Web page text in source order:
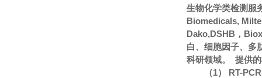
生物化学类检测服
Biomedicals,
Dako,DSHB，
白、细胞因子、多
科研领域。 提供
（1） RT-